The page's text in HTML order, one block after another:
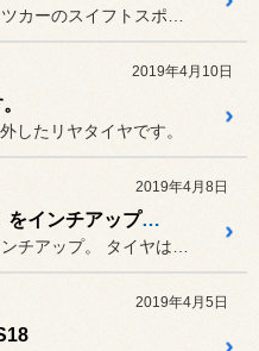
2019年4月10日
したリヤタイヤです。
2019年4月8日
タンク（M900A）をインチアップとローダウン
2019年4月5日